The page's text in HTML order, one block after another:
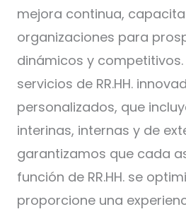
mejora continua,
organizaciones para
dinámicos y
servicios de RR.HH.
personalizados, que
interinas, internas y de
garantizamos que cada
función de RR.HH. se
proporcione una